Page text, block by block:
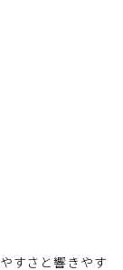
すさと響きやす